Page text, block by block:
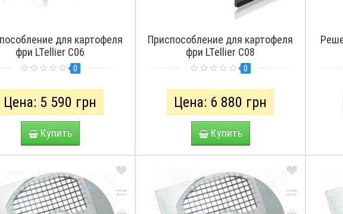
для картофеля
фри LTellier C06
0
Цена: 5 590 грн
Купить
Приспособление для картофеля
фри LTellier C08
0
Цена: 6 880 грн
Купить
ПРОСМОТРЕТЬ